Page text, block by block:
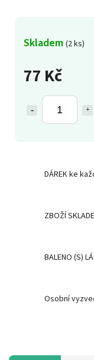
77 Kč
Skladem (2 ks)
DÁREK ke
ZBOŽÍ
BALENO (S)
Osobní